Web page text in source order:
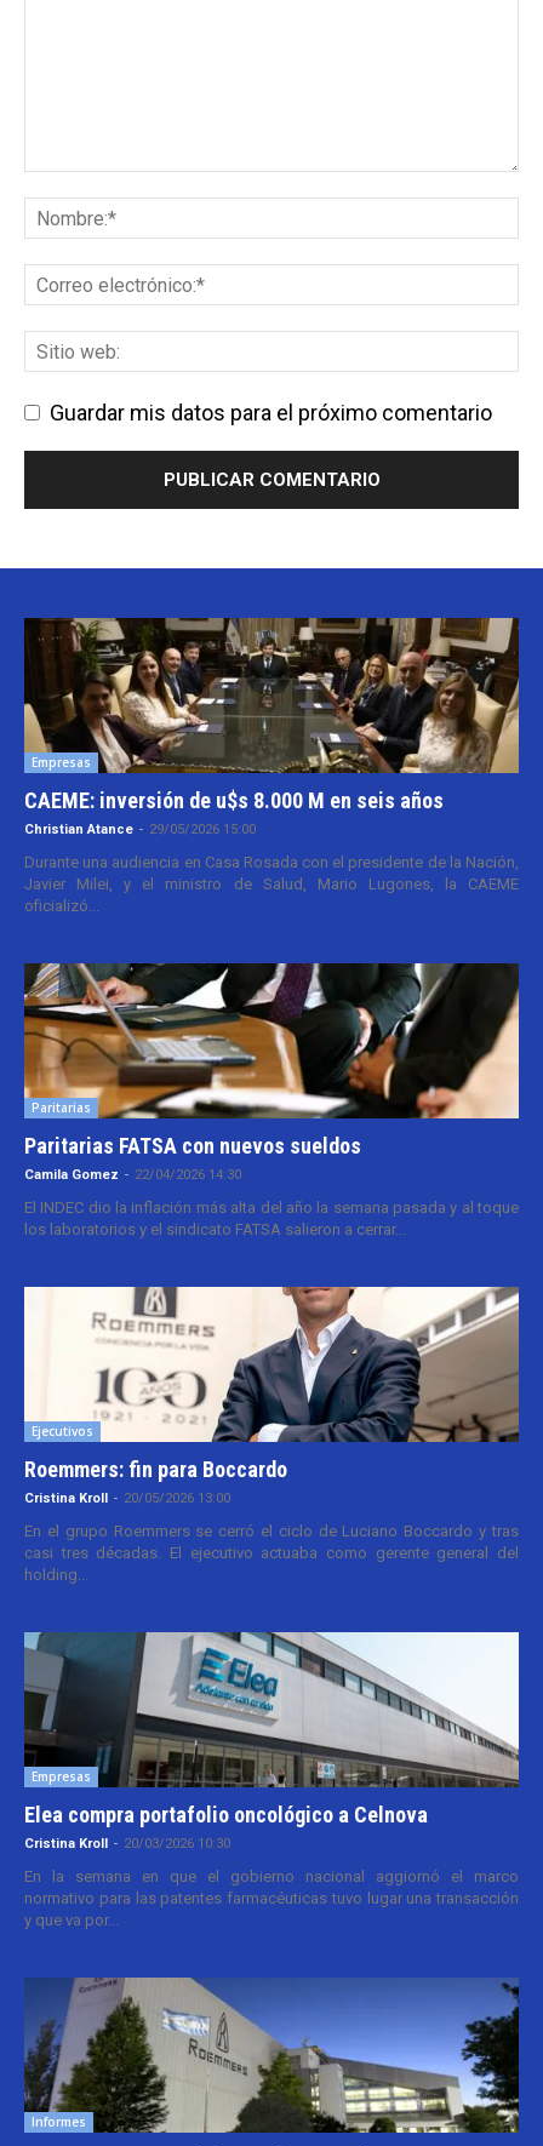
Guardar mis datos para el próximo comentario
Empresas
CAEME: inversión de u$s 8.000 M en seis años
Christian Atance - 29/05/2026 15:00
Durante una audiencia en Casa Rosada con el presidente de la Nación,
Javier Milei, y el ministro de Salud, Mario Lugones, la CAEME
oficializó...
Paritarias
Paritarias FATSA con nuevos sueldos
Camila Gomez - 22/04/2026 14:30
El INDEC dio la inflación más alta del año la semana pasada y al toque
los laboratorios y el sindicato FATSA salieron a cerrar...
Ejecutivos
Roemmers: fin para Boccardo
Cristina Kroll - 20/05/2026 13:00
En el grupo Roemmers se cerró el ciclo de Luciano Boccardo y tras
casi tres décadas. El ejecutivo actuaba como gerente general del
holding...
Empresas
Elea compra portafolio oncológico a Celnova
Cristina Kroll - 20/03/2026 10:30
En la semana en que el gobierno nacional aggiornó el marco
normativo para las patentes farmacéuticas tuvo lugar una transacción
y que va por...
Informes